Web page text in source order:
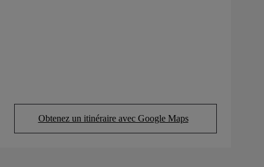
Obtenez un itinéraire avec Google Maps
(Opens in new tab)